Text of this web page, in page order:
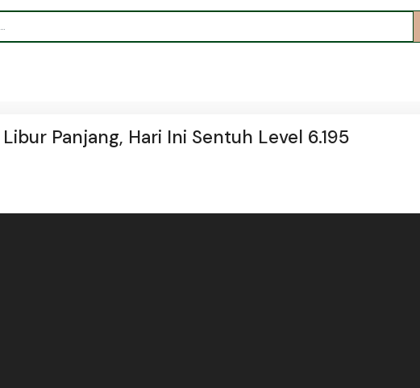
Panjang, Hari Ini Sentuh Level 6.195